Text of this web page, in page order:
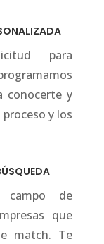
para
conocerte y
y los
campo de
que
match. Te